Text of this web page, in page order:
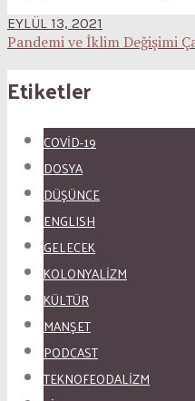
EYLÜL 13, 2021
Pandemi ve İklim Değişimi
Etiketler
COVID-19
DOSYA
DÜŞÜNCE
ENGLISH
GELECEK
KOLONYALİZM
KÜLTÜR
MANŞET
PODCAST
TEKNOFEODALİZM